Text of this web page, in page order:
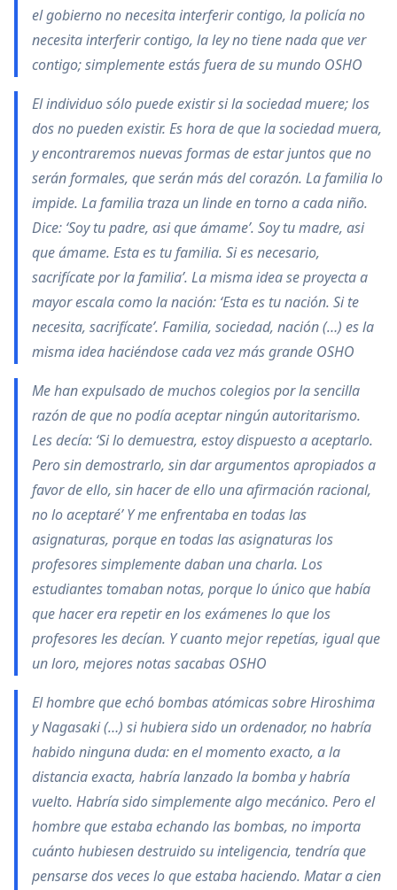
el gobierno no necesita interferir contigo, la policía no
necesita interferir contigo, la ley no tiene nada que ver
contigo; simplemente estás fuera de su mundo OSHO
El individuo sólo puede existir si la sociedad muere; los
dos no pueden existir. Es hora de que la sociedad muera,
y encontraremos nuevas formas de estar juntos que no
serán formales, que serán más del corazón. La familia lo
impide. La familia traza un linde en torno a cada niño.
Dice: ‘Soy tu padre, asi que ámame’. Soy tu madre, asi
que ámame. Esta es tu familia. Si es necesario,
sacrifícate por la familia’. La misma idea se proyecta a
mayor escala como la nación: ‘Esta es tu nación. Si te
necesita, sacrifícate’. Familia, sociedad, nación (…) es la
misma idea haciéndose cada vez más grande OSHO
Me han expulsado de muchos colegios por la sencilla
razón de que no podía aceptar ningún autoritarismo.
Les decía: ‘Si lo demuestra, estoy dispuesto a aceptarlo.
Pero sin demostrarlo, sin dar argumentos apropiados a
favor de ello, sin hacer de ello una afirmación racional,
no lo aceptaré’ Y me enfrentaba en todas las
asignaturas, porque en todas las asignaturas los
profesores simplemente daban una charla. Los
estudiantes tomaban notas, porque lo único que había
que hacer era repetir en los exámenes lo que los
profesores les decían. Y cuanto mejor repetías, igual que
un loro, mejores notas sacabas OSHO
El hombre que echó bombas atómicas sobre Hiroshima
y Nagasaki (…) si hubiera sido un ordenador, no habría
habido ninguna duda: en el momento exacto, a la
distancia exacta, habría lanzado la bomba y habría
vuelto. Habría sido simplemente algo mecánico. Pero el
hombre que estaba echando las bombas, no importa
cuánto hubiesen destruido su inteligencia, tendría que
pensarse dos veces lo que estaba haciendo. Matar a cien